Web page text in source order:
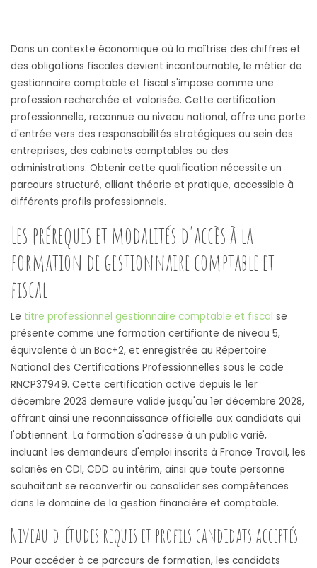
Dans un contexte économique où la maîtrise des chiffres et
des obligations fiscales devient incontournable, le métier de
gestionnaire comptable et fiscal s'impose comme une
profession recherchée et valorisée. Cette certification
professionnelle, reconnue au niveau national, offre une porte
d'entrée vers des responsabilités stratégiques au sein des
entreprises, des cabinets comptables ou des
administrations. Obtenir cette qualification nécessite un
parcours structuré, alliant théorie et pratique, accessible à
différents profils professionnels.
Les prérequis et modalités d'accès à la
formation de gestionnaire comptable et
fiscal
Le titre professionnel gestionnaire comptable et fiscal se
présente comme une formation certifiante de niveau 5,
équivalente à un Bac+2, et enregistrée au Répertoire
National des Certifications Professionnelles sous le code
RNCP37949. Cette certification active depuis le 1er
décembre 2023 demeure valide jusqu'au 1er décembre 2028,
offrant ainsi une reconnaissance officielle aux candidats qui
l'obtiennent. La formation s'adresse à un public varié,
incluant les demandeurs d'emploi inscrits à France Travail, les
salariés en CDI, CDD ou intérim, ainsi que toute personne
souhaitant se reconvertir ou consolider ses compétences
dans le domaine de la gestion financière et comptable.
Niveau d'études requis et profils candidats acceptés
Pour accéder à ce parcours de formation, les candidats